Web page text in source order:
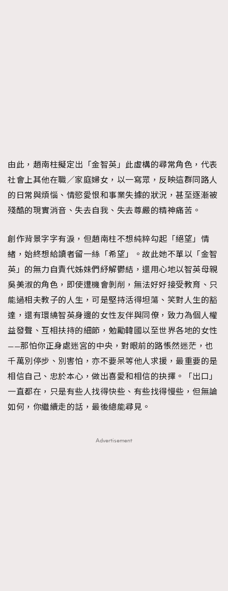
由此，趙南柱擬定出「金智英」此虛構的尋常角色，代表
社會上其他在職／家庭婦女，以一寫眾，反映這群同路人
的日常與煩惱、情慾愛恨和事業失據的狀況，甚至逐漸被
殘酷的現實消音、失去自我、失去尊嚴的精神痛苦。
創作背景字字有淚，但趙南柱不想純粹勾起「絕望」情
緒，始終想給讀者留一絲「希望」。故此她不單以「金智
英」的無力自責代姊妹們紓解鬱結，還用心地以智英母親
吳美淑的角色，即使遭機會剝削，無法好好接受教育、只
能過相夫教子的人生，可是堅持活得坦蕩、笑對人生的豁
達，還有環繞智英身邊的女性友伴與同僚，致力為個人權
益發聲、互相扶持的細節，勉勵韓國以至世界各地的女性
——那怕你正身處迷宮的中央，對眼前的路悵然迷茫，也
千萬別停步、別害怕，亦不要呆等他人求援，最重要的是
相信自己、忠於本心，做出喜愛和相信的抉擇。「出口」
一直都在，只是有些人找得快些、有些找得慢些，但無論
如何，你繼續走的話，最後總能尋見。
Advertisement